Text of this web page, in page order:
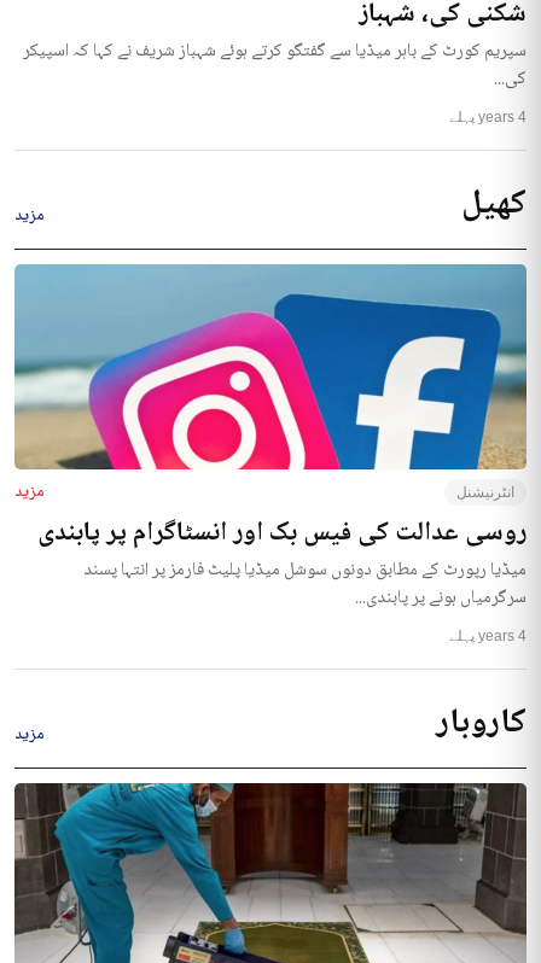
شکنی کی، شہباز
سپریم کورٹ کے باہر میڈیا سے گفتگو کرتے ہوئے شہباز شریف نے کہا کہ اسپیکر
کی...
4 years پہلے
کھیل مزید
انٹرنیشنل مزید
روسی عدالت کی فیس بک اور انسٹاگرام پر پابندی
میڈیا رپورٹ کے مطابق دونوں سوشل میڈیا پلیٹ فارمز پر انتہا پسند
سرگرمیاں ہونے پر پابندی...
4 years پہلے
کاروبار مزید